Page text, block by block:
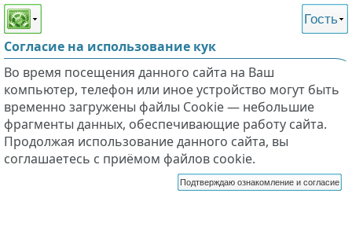
Этот сайт поддерживает
слабовидящих
Гость
Согласие на использование кук
Во время посещения данного сайта на Ваш
компьютер, телефон или иное устройство могут быть
временно загружены файлы Cookie — небольшие
фрагменты данных, обеспечивающие работу сайта.
Продолжая использование данного сайта, вы
соглашаетесь с приёмом файлов cookie.
Подтверждаю ознакомление и согласие